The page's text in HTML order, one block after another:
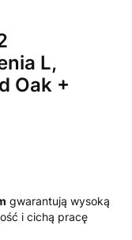
L,
Oak +
gwarantują wysoką
i cichą pracę